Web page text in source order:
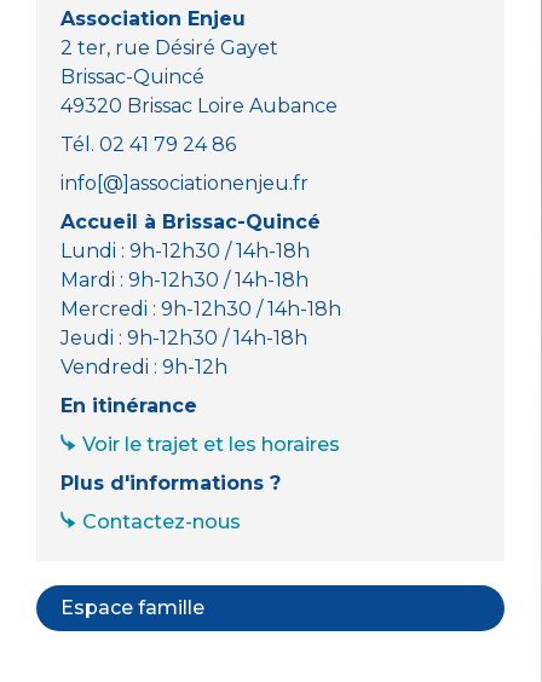
o
k
p er
Association Enjeu
2 ter, rue Désiré Gayet
Brissac-Quincé
49320 Brissac Loire Aubance
Tél. 02 41 79 24 86
info[@]associationenjeu.fr
Accueil à Brissac-Quincé
Lundi : 9h-12h30 / 14h-18h
Mardi : 9h-12h30 / 14h-18h
Mercredi : 9h-12h30 / 14h-18h
Jeudi : 9h-12h30 / 14h-18h
Vendredi : 9h-12h
En itinérance
Voir le trajet et les horaires
Plus d'informations ?
Contactez-nous
Espace famille